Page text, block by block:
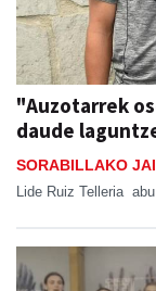
"Auzotarrek
daude
SORABILLAKO
Lide Ruiz Telleria